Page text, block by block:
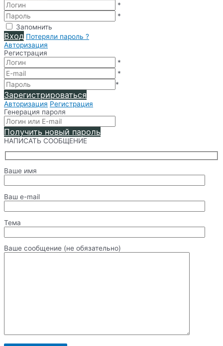
*
*
Запомнить
Вход Потеряли пароль ?
Авторизация
Регистрация
*
*
*
Зарегистрироваться
Авторизация Регистрация
Генерация пароля
Получить новый пароль
НАПИСАТЬ СООБЩЕНИЕ
Ваше имя
Ваш e-mail
Тема
Ваше сообщение (не обязательно)